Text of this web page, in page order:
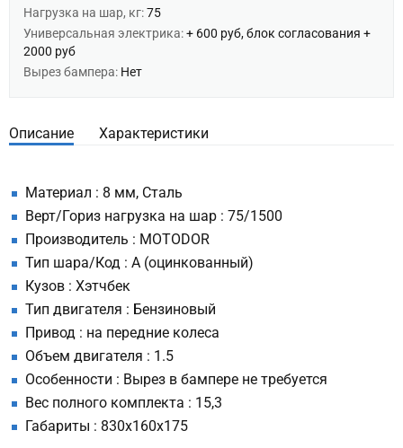
Нагрузка на шар, кг:75
Универсальная электрика:+ 600 руб, блок согласования +
2000 руб
Вырез бампера: Нет
Описание Характеристики
Материал : 8 мм, Сталь
Верт/Гориз нагрузка на шар : 75/1500
Производитель : MOTODOR
Тип шара/Код : A (оцинкованный)
Кузов : Хэтчбек
Тип двигателя : Бензиновый
Привод : на передние колеса
Объем двигателя : 1.5
Особенности : Вырез в бампере не требуется
Вес полного комплекта : 15,3
Габариты : 830x160x175